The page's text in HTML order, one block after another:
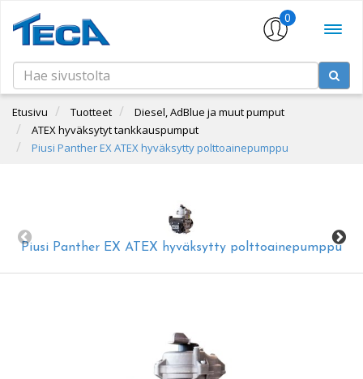
0
Etusivu Tuotteet
Diesel, AdBlue ja muut pumput
ATEX hyväksytyt tankkauspumput
Piusi Panther EX ATEX hyväksytty polttoainepumppu
Piusi Panther EX ATEX hyväksytty polttoainepumppu